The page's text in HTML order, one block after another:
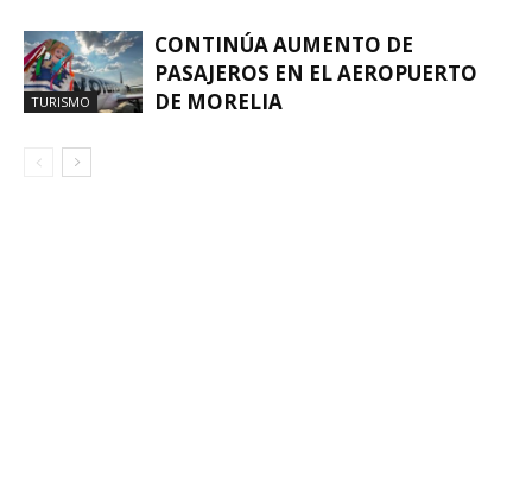
TURISMO
CONTINÚA AUMENTO DE
PASAJEROS EN EL AEROPUERTO
DE MORELIA